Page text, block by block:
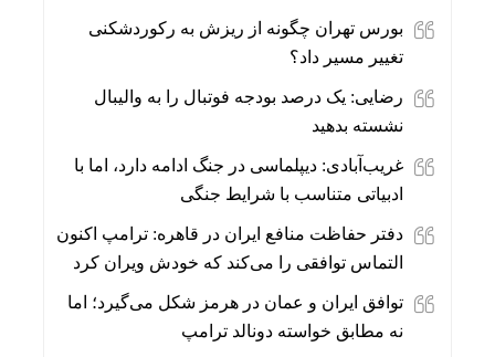
بورس تهران چگونه از ریزش به رکوردشکنی
تغییر مسیر داد؟
رضایی: یک درصد بودجه فوتبال را به والیبال
نشسته بدهید
غریب‌آبادی: دیپلماسی در جنگ ادامه دارد، اما با
ادبیاتی متناسب با شرایط جنگی
دفتر حفاظت منافع ایران در قاهره: ترامپ اکنون
التماس توافقی را می‌کند که خودش ویران کرد
توافق ایران و عمان در هرمز شکل می‌گیرد؛ اما
نه مطابق خواسته دونالد ترامپ